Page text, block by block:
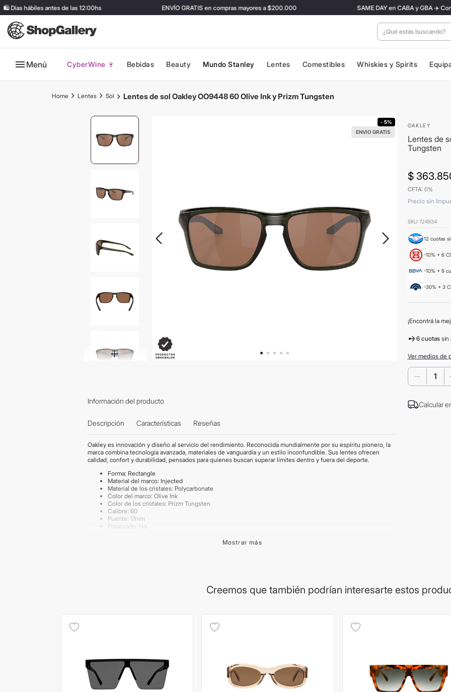
hábiles antes de las 12:00hs ENVÍO GRATIS en compras mayores a $200.000 SAME DAY en CABA y GBA ✈️ Con
¿Qué estás
Menú CyberWine 🍷 Bebidas Beauty Mundo Stanley Lentes Comestibles Whiskies y Spirits
Lentes Sol Lentes de sol Oakley OO9448 60 Olive Ink y Prizm Tungsten
- 5%
ENVIO GRATIS
Información del producto
Descripción Características Reseñas
Oakley es innovación y diseño al servicio del rendimiento. Reconocida mundialmente por su espíritu pionero, la
marca combina tecnología avanzada, materiales de vanguardia y un estilo inconfundible. Sus lentes ofrecen
calidad, confort y durabilidad, pensados para quienes buscan superar límites dentro y fuera del deporte.
Forma: Rectangle
Material del marco: Injected
Material de los cristales: Polycarbonate
Color del marco: Olive Ink
Color de los cristales: Prizm Tungsten
Calibre: 60
Puente: 17mm
Polarizado: No
Mostrar más
OAKLEY
Lentes de
Tungsten
$ 363.
CFTA: 0%
Precio sin
SKU:724934
12 cuotas
-10% + 6
-10% + 9
-30% + 3
¡Encontrá la
6 cuotas sin
Ver medios de
－
Calcular
Creemos que también podrían interesarte estos